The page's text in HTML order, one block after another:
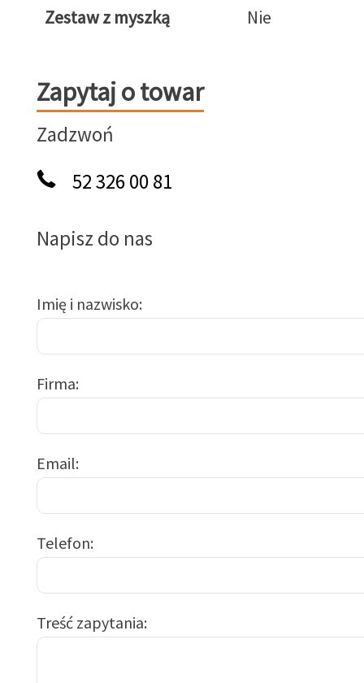
Zestaw z myszką Nie
Zapytaj o towar
Zapytaj o towar
Zadzwoń
52 326 00 81
Napisz do nas
Imię i nazwisko
Firma
Email
Telefon
Treść zapytania